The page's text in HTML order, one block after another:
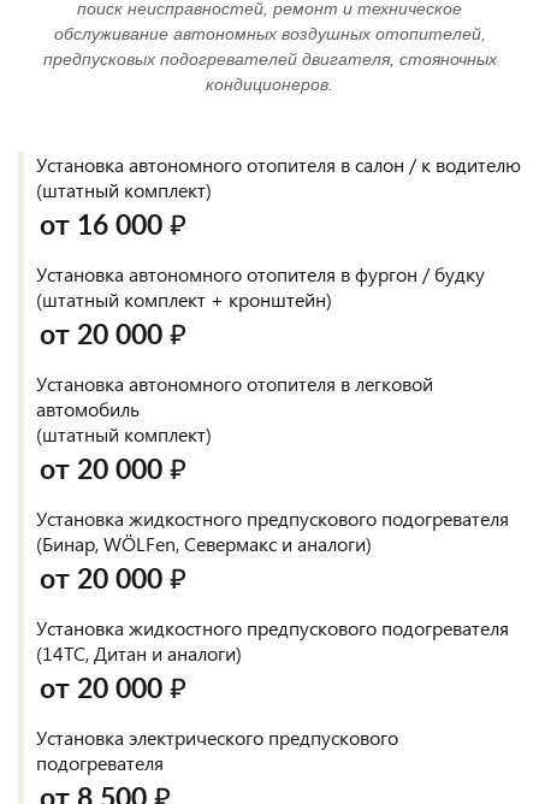
поиск неисправностей, ремонт и техническое
обслуживание автономных воздушных отопителей,
предпусковых подогревателей двигателя, стояночных
кондиционеров.
Установка автономного отопителя в салон / к водителю
(штатный комплект)
от 16 000 ₽
Установка автономного отопителя в фургон / будку
(штатный комплект + кронштейн)
от 20 000 ₽
Установка автономного отопителя в легковой
автомобиль
(штатный комплект)
от 20 000 ₽
Установка жидкостного предпускового подогревателя
(Бинар, WÖLFen, Севермакс и аналоги)
от 20 000 ₽
Установка жидкостного предпускового подогревателя
(14ТС, Дитан и аналоги)
от 20 000 ₽
Установка электрического предпускового
подогревателя